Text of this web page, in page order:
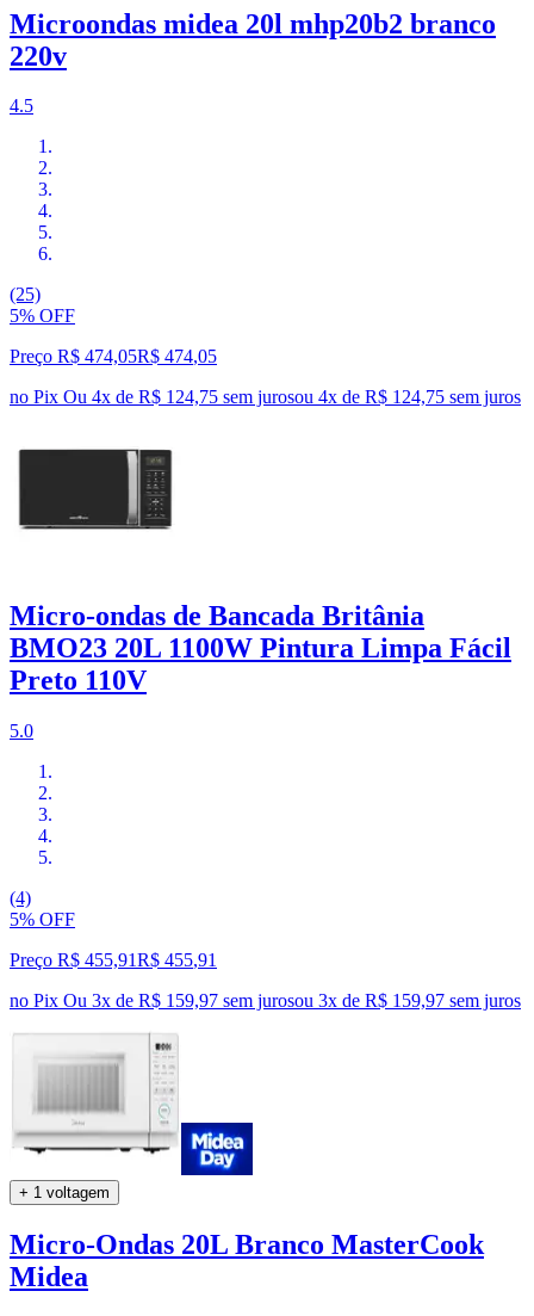
Microondas midea 20l mhp20b2 branco
220v
4.5
(25)
5% OFF
Preço R$ 474,05R$ 474,05
no Pix Ou 4x de R$ 124,75 sem jurosou 4x de R$ 124,75 sem juros
Micro-ondas de Bancada Britânia
BMO23 20L 1100W Pintura Limpa Fácil
Preto 110V
5.0
(4)
5% OFF
Preço R$ 455,91R$ 455,91
no Pix Ou 3x de R$ 159,97 sem jurosou 3x de R$ 159,97 sem juros
+ 1 voltagem
Micro-Ondas 20L Branco MasterCook
Midea